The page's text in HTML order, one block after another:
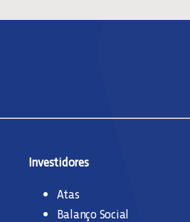
Investidores
Atas
Balanço Social